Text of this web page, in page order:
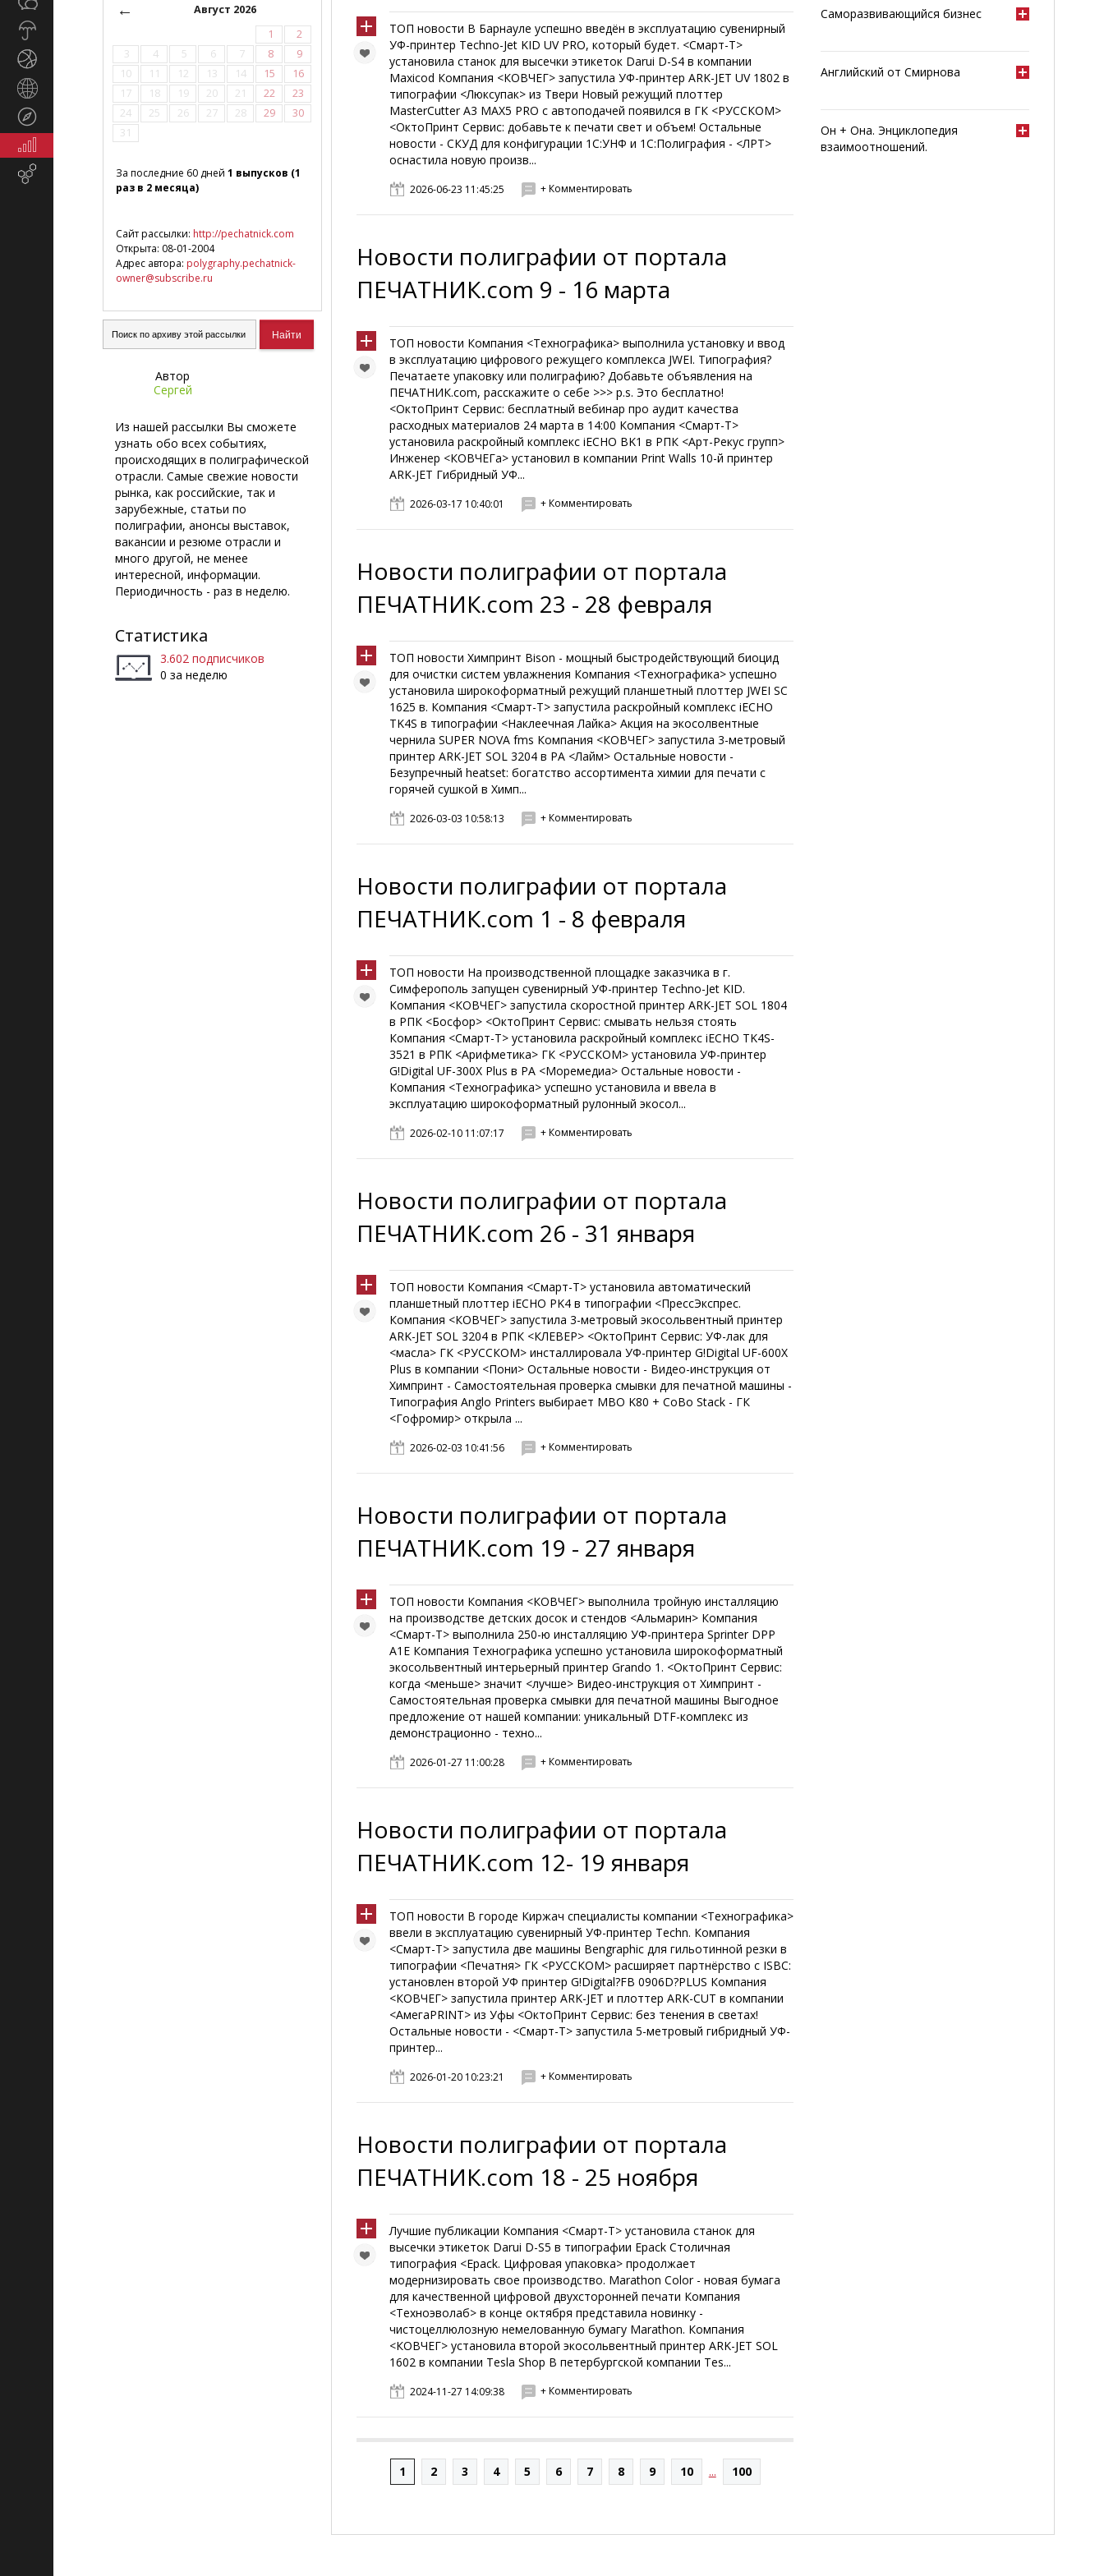
Экономика
маркетинг
←
Август 2026
1
2
3
4 5 6 7 8
9
10
11 12 13 14 15
16
17
18 19 20 21 22
23
24
25 26 27 28 29
30
31
За последние 60 дней 1 выпусков (1
раз в 2 месяца)
Сайт рассылки: http://pechatnick.com
Открыта: 08-01-2004
Адрес автора: polygraphy.pechatnick-
owner@subscribe.ru
Автор
Сергей
Из нашей рассылки Вы сможете
узнать обо всех событиях,
происходящих в полиграфической
отрасли. Самые свежие новости
рынка, как российские, так и
зарубежные, статьи по
полиграфии, анонсы выставок,
вакансии и резюме отрасли и
много другой, не менее
интересной, информации.
Периодичность - раз в неделю.
Статистика
3.602 подписчиков
0 за неделю
ТОП новости В Барнауле успешно введён в эксплуатацию сувенирный
УФ-принтер Techno-Jet KID UV PRO, который будет. <Смарт-Т>
установила станок для высечки этикеток Darui D-S4 в компании
Maxicod Компания <КОВЧЕГ> запустила УФ-принтер ARK-JET UV 1802 в
типографии <Люксупак> из Твери Новый режущий плоттер
MasterCutter A3 MAX5 PRO с автоподачей появился в ГК <РУССКОМ>
<ОктоПринт Сервис: добавьте к печати свет и объем! Остальные
новости - СКУД для конфигурации 1С:УНФ и 1С:Полиграфия - <ЛРТ>
оснастила новую произв...
2026-06-23 11:45:25 + Комментировать
Новости полиграфии от портала
ПЕЧАТНИК.com 9 - 16 марта
ТОП новости Компания <Технографика> выполнила установку и ввод
в эксплуатацию цифрового режущего комплекса JWEI. Типография?
Печатаете упаковку или полиграфию? Добавьте объявления на
ПЕЧАТНИК.com, расскажите о себе >>> p.s. Это бесплатно!
<ОктоПринт Сервис: бесплатный вебинар про аудит качества
расходных материалов 24 марта в 14:00 Компания <Смарт-Т>
установила раскройный комплекс iECHO BK1 в РПК <Арт-Рекус групп>
Инженер <КОВЧЕГа> установил в компании Print Walls 10-й принтер
ARK-JET Гибридный УФ...
2026-03-17 10:40:01 + Комментировать
Новости полиграфии от портала
ПЕЧАТНИК.com 23 - 28 февраля
ТОП новости Химпринт Bison - мощный быстродействующий биоцид
для очистки систем увлажнения Компания <Технографика> успешно
установила широкоформатный режущий планшетный плоттер JWEI SC
1625 в. Компания <Смарт-Т> запустила раскройный комплекс iECHO
TK4S в типографии <Наклеечная Лайка> Акция на экосолвентные
чернила SUPER NOVA fms Компания <КОВЧЕГ> запустила 3-метровый
принтер ARK-JET SOL 3204 в РА <Лайм> Остальные новости -
Безупречный heatset: богатство ассортимента химии для печати с
горячей сушкой в Химп...
2026-03-03 10:58:13 + Комментировать
Новости полиграфии от портала
ПЕЧАТНИК.com 1 - 8 февраля
ТОП новости На производственной площадке заказчика в г.
Симферополь запущен сувенирный УФ-принтер Techno-Jet KID.
Компания <КОВЧЕГ> запустила скоростной принтер ARK-JET SOL 1804
в РПК <Босфор> <ОктоПринт Сервис: смывать нельзя стоять
Компания <Смарт-Т> установила раскройный комплекс iECHO TK4S-
3521 в РПК <Арифметика> ГК <РУССКОМ> установила УФ-принтер
G!Digital UF-300X Plus в РА <Моремедиа> Остальные новости -
Компания <Технографика> успешно установила и ввела в
эксплуатацию широкоформатный рулонный экосол...
2026-02-10 11:07:17 + Комментировать
Новости полиграфии от портала
ПЕЧАТНИК.com 26 - 31 января
ТОП новости Компания <Смарт-Т> установила автоматический
планшетный плоттер iECHO PK4 в типографии <ПрессЭкспрес.
Компания <КОВЧЕГ> запустила 3-метровый экосольвентный принтер
ARK-JET SOL 3204 в РПК <КЛЕВЕР> <ОктоПринт Сервис: УФ-лак для
<масла> ГК <РУССКОМ> инсталлировала УФ-принтер G!Digital UF-600X
Plus в компании <Пони> Остальные новости - Видео-инструкция от
Химпринт - Самостоятельная проверка смывки для печатной машины -
Типография Anglo Printers выбирает MBO K80 + CoBo Stack - ГК
<Гофромир> открыла ...
2026-02-03 10:41:56 + Комментировать
Новости полиграфии от портала
ПЕЧАТНИК.com 19 - 27 января
ТОП новости Компания <КОВЧЕГ> выполнила тройную инсталляцию
на производстве детских досок и стендов <Альмарин> Компания
<Смарт-Т> выполнила 250-ю инсталляцию УФ-принтера Sprinter DPP
A1E Компания Технографика успешно установила широкоформатный
экосольвентный интерьерный принтер Grando 1. <ОктоПринт Сервис:
когда <меньше> значит <лучше> Видео-инструкция от Химпринт -
Самостоятельная проверка смывки для печатной машины Выгодное
предложение от нашей компании: уникальный DTF-комплекс из
демонстрационно - техно...
2026-01-27 11:00:28 + Комментировать
Новости полиграфии от портала
ПЕЧАТНИК.com 12- 19 января
ТОП новости В городе Киржач специалисты компании <Технографика>
ввели в эксплуатацию сувенирный УФ-принтер Techn. Компания
<Смарт-Т> запустила две машины Bengraphic для гильотинной резки в
типографии <Печатня> ГК <РУССКОМ> расширяет партнёрство с ISBC:
установлен второй УФ принтер G!Digital?FB 0906D?PLUS Компания
<КОВЧЕГ> запустила принтер ARK-JET и плоттер ARK-CUT в компании
<АмегаPRINT> из Уфы <ОктоПринт Сервис: без тенения в светах!
Остальные новости - <Смарт-Т> запустила 5-метровый гибридный УФ-
принтер...
2026-01-20 10:23:21 + Комментировать
Новости полиграфии от портала
ПЕЧАТНИК.com 18 - 25 ноября
Лучшие публикации Компания <Смарт-Т> установила станок для
высечки этикеток Darui D-S5 в типографии Epack Столичная
типография <Epack. Цифровая упаковка> продолжает
модернизировать свое производство. Marathon Color - новая бумага
для качественной цифровой двухсторонней печати Компания
<Техноэволаб> в конце октября представила новинку -
чистоцеллюлозную немелованную бумагу Marathon. Компания
<КОВЧЕГ> установила второй экосольвентный принтер ARK-JET SOL
1602 в компании Tesla Shop В петербургской компании Tes...
2024-11-27 14:09:38 + Комментировать
1 2 3 4 5 6 7 8 9 10 ... 100
Саморазвивающийся бизнес
Английский от Смирнова
Он + Она. Энциклопедия
взаимоотношений.